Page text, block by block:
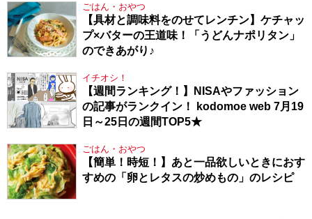
ごはん・おやつ
【具材と調味料をのせてレンチン】ケチャッ
プ×バターの王道味！「うどんナポリタン」
のできあがり♪
イチオシ！
【週間ランキング！】NISAやファッション
の記事がランクイン！ kodomoe web 7月19
日～25日の週間TOP5★
ごはん・おやつ
【簡単！時短！】あと一品欲しいときにおす
すめの「卵とレタスの炒めもの」のレシピ